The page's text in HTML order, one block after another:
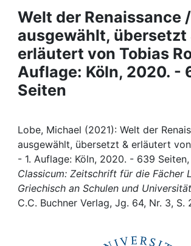
Projects
People
Institutions
My FIS
Help
Welt der Renaissance /
ausgewählt, übersetzt
erläutert von Tobias
Auflage: Köln, 2020. -
Seiten
Lobe, Michael (2021): Welt der
ausgewählt, übersetzt & erläutert
- 1. Auflage: Köln, 2020. - 639
Classicum: Zeitschrift für die Fächer
Griechisch an Schulen und
C.C. Buchner Verlag, Jg. 64, Nr. 3, S.